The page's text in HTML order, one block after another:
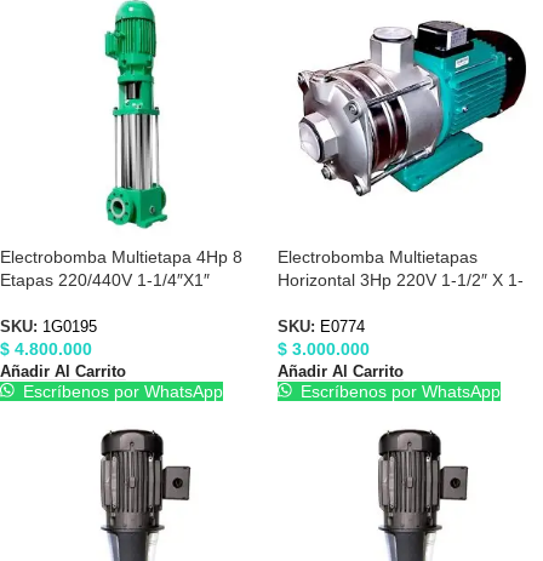
Electrobomba Multietapa 4Hp 8
Etapas 220/440V 1-1/4″X1″
SKU: 1G0195
$ 4.800.000
Añadir Al Carrito
Escríbenos por WhatsApp
Electrobomba Multietapas
Horizontal 3Hp 220V 1-1/2″ X 1-
SKU: E0774
$ 3.000.000
Añadir Al Carrito
Escríbenos por WhatsApp